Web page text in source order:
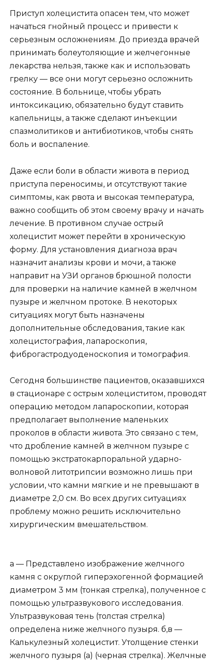
Приступ холецистита опасен тем, что может
начаться гнойный процесс и привести к
серьезным осложнениям. До приезда врачей
принимать болеутоляющие и желчегонные
лекарства нельзя, также как и использовать
грелку — все они могут серьезно осложнить
состояние. В больнице, чтобы убрать
интоксикацию, обязательно будут ставить
капельницы, а также сделают инъекции
спазмолитиков и антибиотиков, чтобы снять
боль и воспаление.
Даже если боли в области живота в период
приступа переносимы, и отсутствуют такие
симптомы, как рвота и высокая температура,
важно сообщить об этом своему врачу и начать
лечение. В противном случае острый
холецистит может перейти в хроническую
форму. Для установления диагноза врач
назначит анализы крови и мочи, а также
направит на УЗИ органов брюшной полости
для проверки на наличие камней в желчном
пузыре и желчном протоке. В некоторых
ситуациях могут быть назначены
дополнительные обследования, такие как
холецистография, лапароскопия,
фиброгастродуоденоскопия и томография.
Сегодня большинстве пациентов, оказавшихся
в стационаре с острым холециститом, проводят
операцию методом лапароскопии, которая
предполагает выполнение маленьких
проколов в области живота. Это связано с тем,
что дробление камней в желчном пузыре с
помощью экстратокарпоральной ударно-
волновой литотрипсии возможно лишь при
условии, что камни мягкие и не превышают в
диаметре 2,0 см. Во всех других ситуациях
проблему можно решить исключительно
хирургическим вмешательством.
а — Представлено изображение желчного
камня с округлой гиперэхогенной формацией
диаметром 3 мм (тонкая стрелка), полученное с
помощью ультразвукового исследования.
Ультразвуковая тень (толстая стрелка)
определена ниже желчного пузыря. б,в —
Калькулезный холецистит. Утолщение стенки
желчного пузыря (а) (черная стрелка). Желчные